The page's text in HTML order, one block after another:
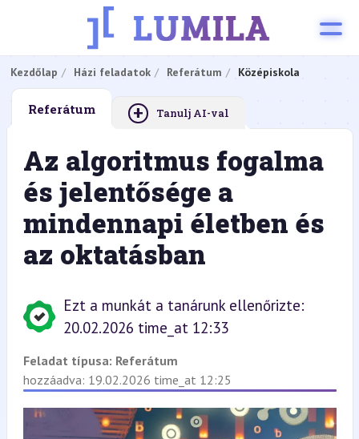
Kezdőlap Házi feladatok Referátum Középiskola
Referátum + Tanulj AI-val
Az algoritmus fogalma
és jelentősége a
mindennapi életben és
az oktatásban
Ezt a munkát a tanárunk ellenőrizte:
20.02.2026 time_at 12:33
Feladat típusa: Referátum
hozzáadva: 19.02.2026 time_at 12:25